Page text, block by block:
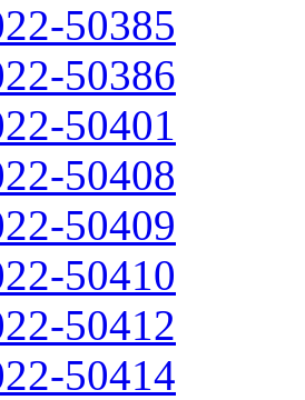
50385
50386
50401
50408
50409
50410
50412
50414